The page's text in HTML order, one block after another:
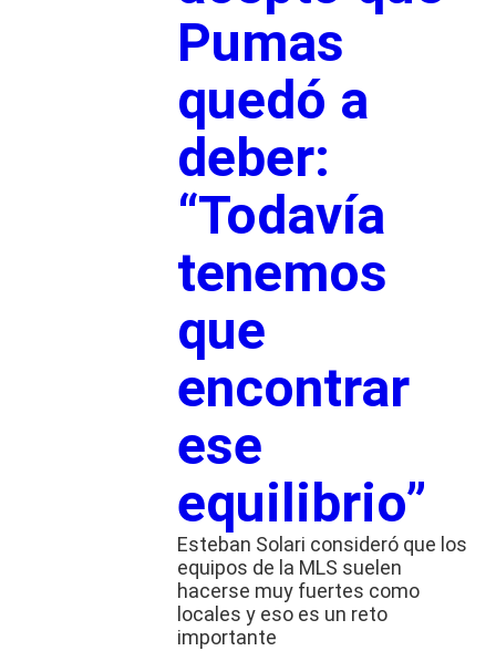
Pumas
quedó a
deber:
“Todavía
tenemos
que
encontrar
ese
equilibrio”
Esteban Solari consideró que los
equipos de la MLS suelen
hacerse muy fuertes como
locales y eso es un reto
importante